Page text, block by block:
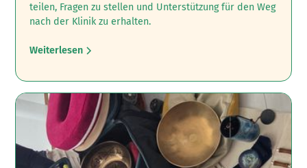
teilen, Fragen zu stellen und Unterstützung für den Weg
nach der Klinik zu erhalten.
Weiterlesen